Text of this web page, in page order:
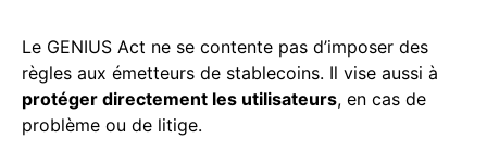
Le GENIUS Act ne se contente pas d’imposer des
règles aux émetteurs de stablecoins. Il vise aussi à
protéger directement les utilisateurs, en cas de
problème ou de litige.